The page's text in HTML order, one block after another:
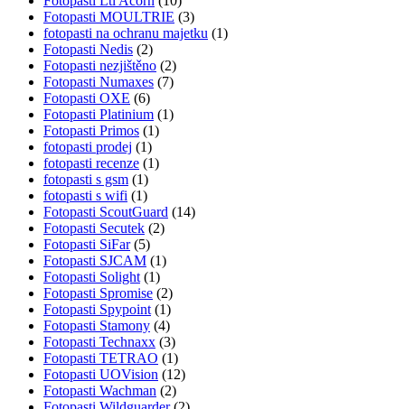
Fotopasti MOULTRIE (3)
fotopasti na ochranu majetku (1)
Fotopasti Nedis (2)
Fotopasti nezjištěno (2)
Fotopasti Numaxes (7)
Fotopasti OXE (6)
Fotopasti Platinium (1)
Fotopasti Primos (1)
fotopasti prodej (1)
fotopasti recenze (1)
fotopasti s gsm (1)
fotopasti s wifi (1)
Fotopasti ScoutGuard (14)
Fotopasti Secutek (2)
Fotopasti SiFar(5)
Fotopasti SJCAM (1)
Fotopasti Solight(1)
Fotopasti Spromise (2)
Fotopasti Spypoint(1)
Fotopasti Stamony (4)
Fotopasti Technaxx (3)
Fotopasti TETRAO (1)
Fotopasti UOVision (12)
Fotopasti Wachman (2)